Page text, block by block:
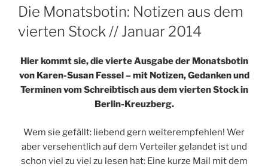
AM
Die Monatsbotin: Notizen aus dem
vierten Stock // Januar 2014
Hier kommt sie, die vierte Ausgabe der Monatsbotin
von Karen-Susan Fessel – mit Notizen, Gedanken und
Terminen vom Schreibtisch aus dem vierten Stock in
Berlin-Kreuzberg.
Wem sie gefällt: liebend gern weiterempfehlen! Wer
aber versehentlich auf dem Verteiler gelandet ist und
schon viel zu viel zu lesen hat: Eine kurze Mail mit dem